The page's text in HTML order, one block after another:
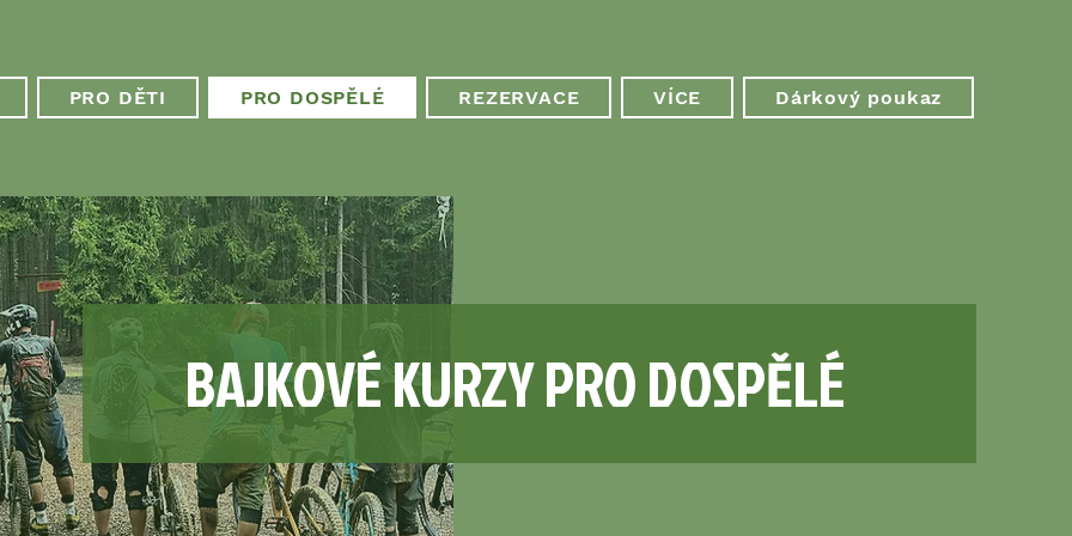
PRO DĚTI PRO DOSPĚLÉ REZERVACE VÍCE Dárkový poukaz
BAJKOVÉ KURZY PRO DOSPĚLÉ